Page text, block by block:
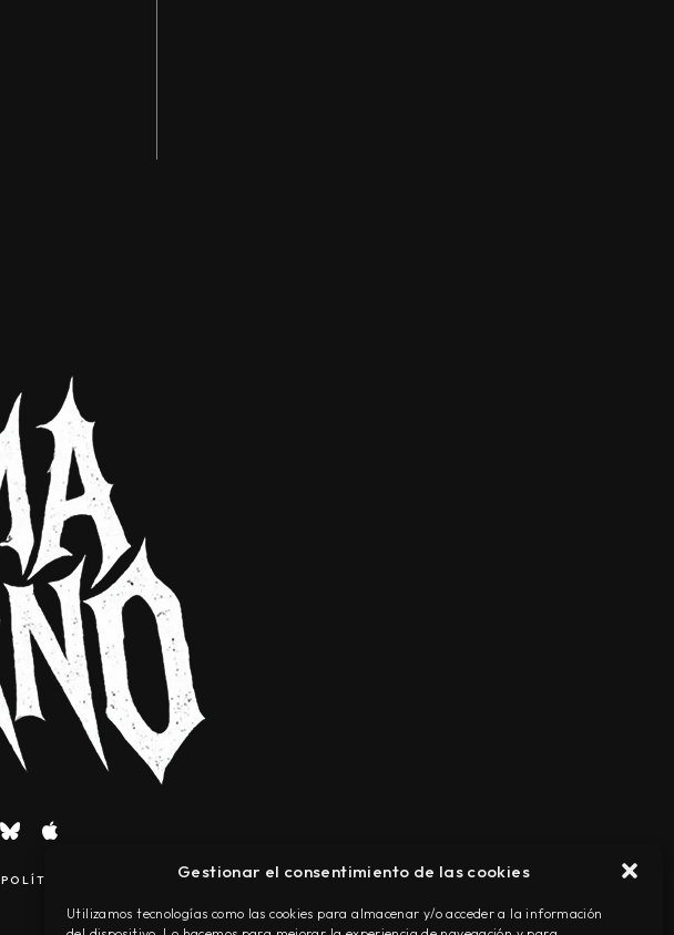
Gestionar el consentimiento de las cookies
Utilizamos tecnologías como las cookies para almacenar y/o acceder a la información
POLÍTICA DE COOKIES TÉRMINOS Y CONDICIONES